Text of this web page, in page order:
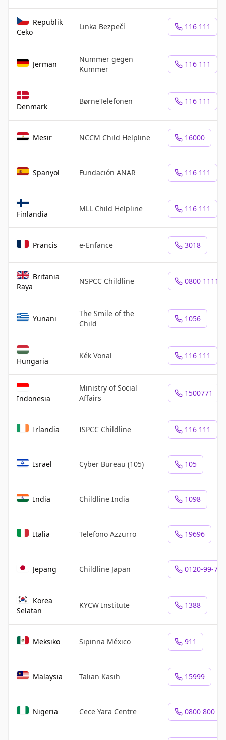
Republik
Ceko
Linka Bezpečí 116 111
Jerman
Nummer gegen
Kummer
116 111
Denmark
BørneTelefonen 116 111
Mesir NCCM Child Helpline 16000
Spanyol Fundación ANAR 116 111
Finlandia
MLL Child Helpline 116 111
Prancis e-Enfance 3018
Britania
Raya
NSPCC Childline 0800 1111
Yunani
The Smile of the
Child
1056
Hungaria
Kék Vonal 116 111
Indonesia
Ministry of Social
Affairs
1500771
Irlandia ISPCC Childline 116 111
Israel Cyber Bureau (105) 105
India Childline India 1098
Italia Telefono Azzurro 19696
Jepang Childline Japan 0120-99-
Korea
Selatan
KYCW Institute 1388
Meksiko Sipinna México 911
Malaysia Talian Kasih 15999
Nigeria Cece Yara Centre 0800 800